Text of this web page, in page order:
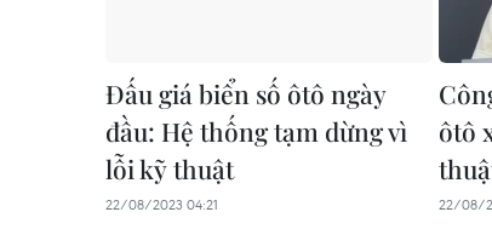
Đấu giá biển số ôtô ngày
đầu: Hệ thống tạm dừng vì
lỗi kỹ thuật
22/08/2023 04:21
ôtô
22/08/